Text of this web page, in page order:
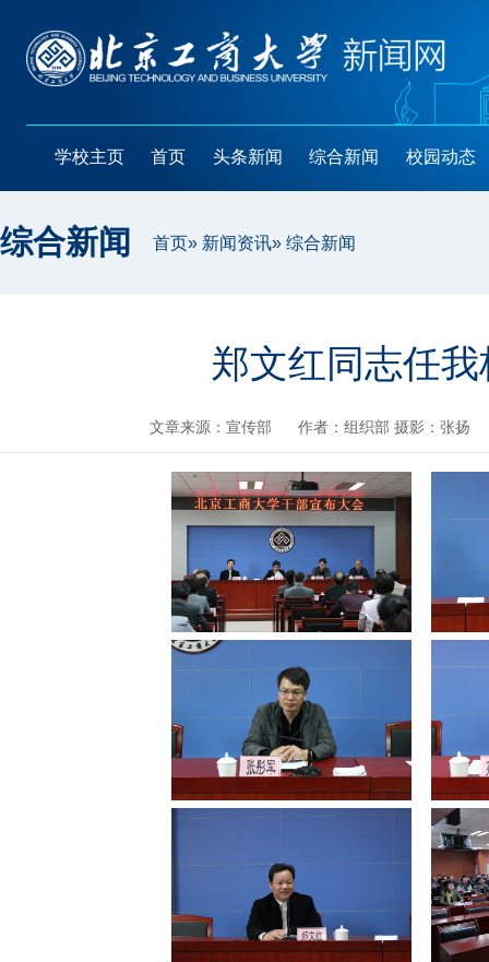
学校主页 首页 头条新闻 综合新闻 校园动态
综合新闻 首页» 新闻资讯» 综合新闻
郑文红同志任
文章来源：宣传部 作者：组织部 摄影：张扬